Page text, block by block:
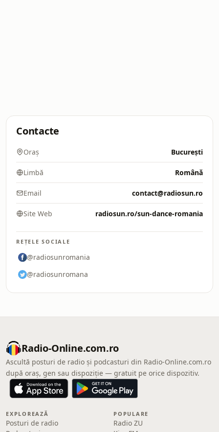
Contacte
Oraș București
Limbă Română
Email contact@radiosun.ro
Site Web radiosun.ro/sun-dance-romania
REȚELE SOCIALE
@radiosunromania
@radiosunromana
Radio-Online.com.ro
Ascultă posturi de radio și podcasturi din Radio-Online.com.ro
după oraș, gen sau dispoziție — gratuit pe orice dispozitiv.
EXPLOREAZĂ
Posturi de radio
POPULARE
Radio ZU